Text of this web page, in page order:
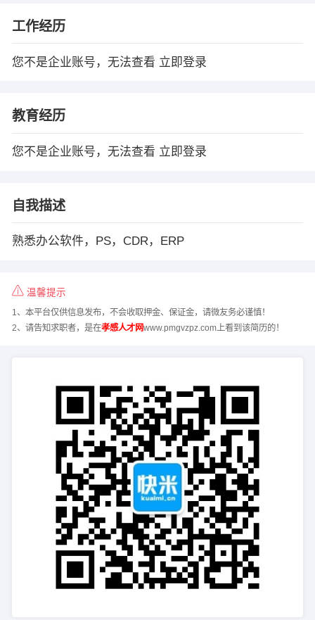
工作经历
您不是企业账号，无法查看 立即登录
教育经历
您不是企业账号，无法查看 立即登录
自我描述
熟悉办公软件，PS，CDR，ERP
温馨提示
1、本平台仅供信息发布，不会收取押金、保证金，请微友务必谨慎！
2、请告知求职者，是在孝感人才网www.pmgvzpz.com上看到该简历的！